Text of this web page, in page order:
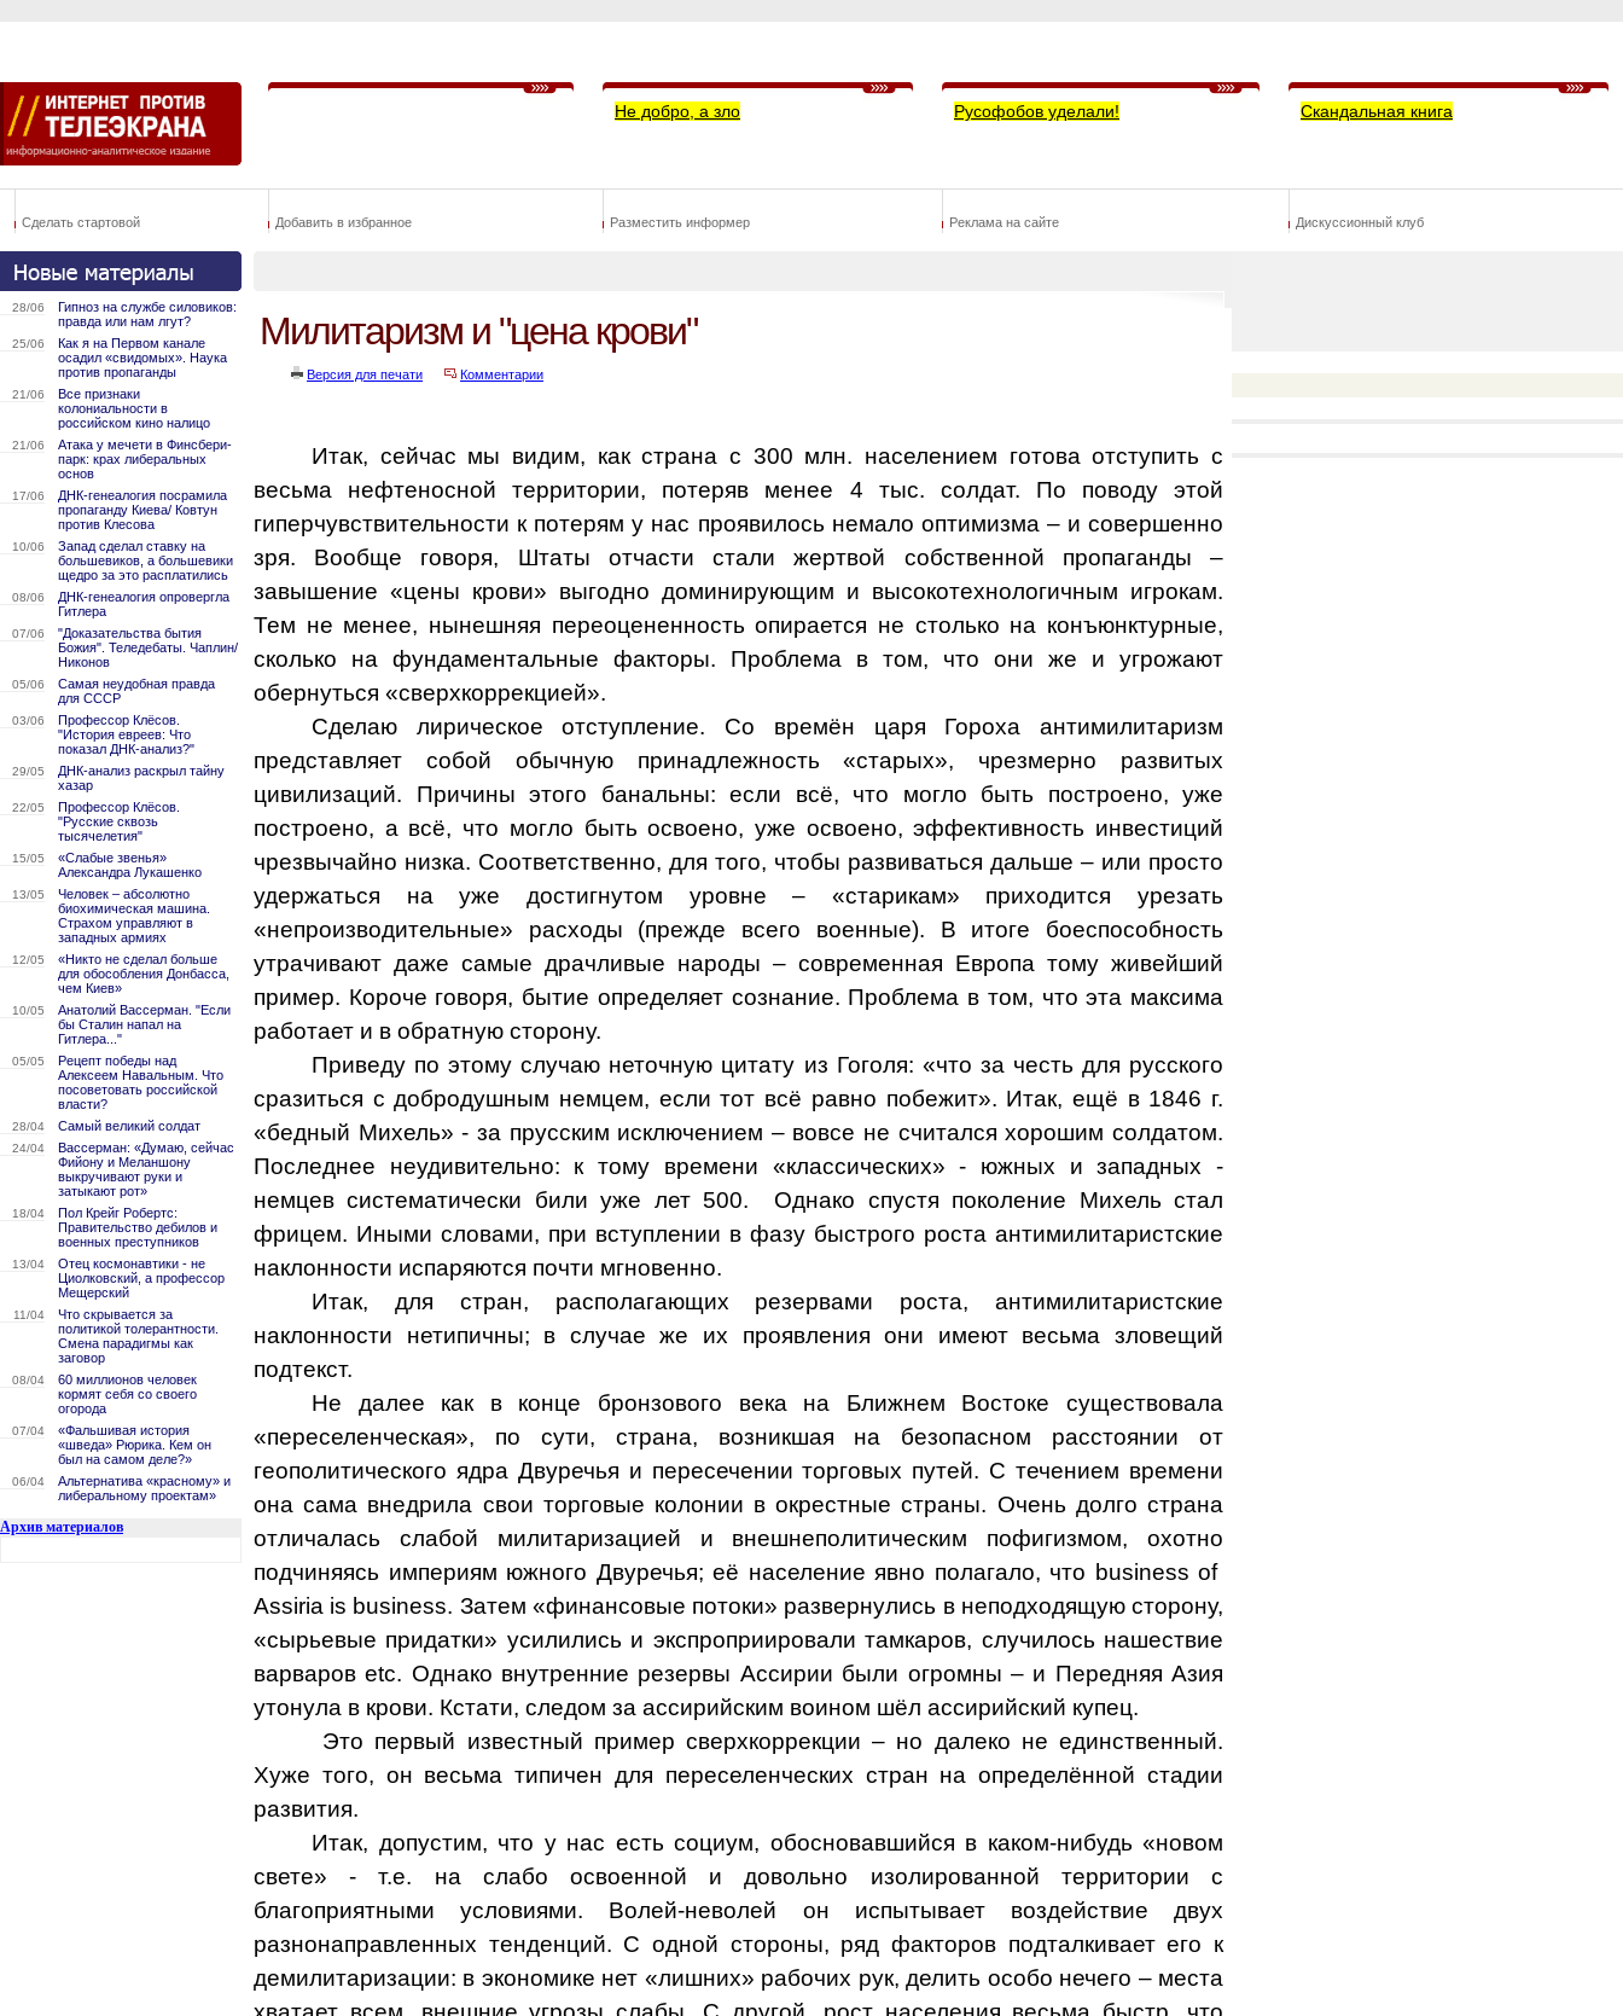
Не добро, а зло Русофобов уделали! Скандальная книга
Сделать стартовой Добавить в избранное Разместить информер Реклама на сайте Дискуссионный клуб
28/06
Гипноз на службе силовиков:
правда или нам лгут?
25/06
Как я на Первом канале
осадил «свидомых». Наука
против пропаганды
21/06
Все признаки
колониальности в
российском кино налицо
21/06
Атака у мечети в Финсбери-
парк: крах либеральных
основ
17/06
ДНК-генеалогия посрамила
пропаганду Киева/ Ковтун
против Клесова
10/06
Запад сделал ставку на
большевиков, а большевики
щедро за это расплатились
08/06
ДНК-генеалогия опровергла
Гитлера
07/06
"Доказательства бытия
Божия". Теледебаты. Чаплин/
Никонов
05/06
Самая неудобная правда
для СССР
03/06
Профессор Клёсов.
"История евреев: Что
показал ДНК-анализ?"
29/05
ДНК-анализ раскрыл тайну
хазар
22/05
Профессор Клёсов.
"Русские сквозь
тысячелетия"
15/05
«Слабые звенья»
Александра Лукашенко
13/05
Человек – абсолютно
биохимическая машина.
Страхом управляют в
западных армиях
12/05
«Никто не сделал больше
для обособления Донбасса,
чем Киев»
10/05
Анатолий Вассерман. "Если
бы Сталин напал на
Гитлера..."
05/05
Рецепт победы над
Алексеем Навальным. Что
посоветовать российской
власти?
28/04 Самый великий солдат
24/04
Вассерман: «Думаю, сейчас
Фийону и Меланшону
выкручивают руки и
затыкают рот»
18/04
Пол Крейг Робертс:
Правительство дебилов и
военных преступников
13/04
Отец космонавтики - не
Циолковский, а профессор
Мещерский
11/04
Что скрывается за
политикой толерантности.
Смена парадигмы как
заговор
08/04
60 миллионов человек
кормят себя со своего
огорода
07/04
«Фальшивая история
«шведа» Рюрика. Кем он
был на самом деле?»
06/04
Альтернатива «красному» и
либеральному проектам»
Архив материалов
Милитаризм и "цена крови"
Версия для печати Комментарии
Итак, сейчас мы видим, как страна с 300 млн. населением готова отступить с
весьма нефтеносной территории, потеряв менее 4 тыс. солдат. По поводу этой
гиперчувствительности к потерям у нас проявилось немало оптимизма – и совершенно
зря. Вообще говоря, Штаты отчасти стали жертвой собственной пропаганды –
завышение «цены крови» выгодно доминирующим и высокотехнологичным игрокам.
Тем не менее, нынешняя переоцененность опирается не столько на конъюнктурные,
сколько на фундаментальные факторы. Проблема в том, что они же и угрожают
обернуться «сверхкоррекцией».
Сделаю лирическое отступление. Со времён царя Гороха антимилитаризм
представляет собой обычную принадлежность «старых», чрезмерно развитых
цивилизаций. Причины этого банальны: если всё, что могло быть построено, уже
построено, а всё, что могло быть освоено, уже освоено, эффективность инвестиций
чрезвычайно низка. Соответственно, для того, чтобы развиваться дальше – или просто
удержаться на уже достигнутом уровне – «старикам» приходится урезать
«непроизводительные» расходы (прежде всего военные). В итоге боеспособность
утрачивают даже самые драчливые народы – современная Европа тому живейший
пример. Короче говоря, бытие определяет сознание. Проблема в том, что эта максима
работает и в обратную сторону.
Приведу по этому случаю неточную цитату из Гоголя: «что за честь для русского
сразиться с добродушным немцем, если тот всё равно побежит». Итак, ещё в 1846 г.
«бедный Михель» - за прусским исключением – вовсе не считался хорошим солдатом.
Последнее неудивительно: к тому времени «классических» - южных и западных -
немцев систематически били уже лет 500.
Однако спустя поколение Михель стал
фрицем. Иными словами, при вступлении в фазу быстрого роста антимилитаристские
наклонности испаряются почти мгновенно.
Итак, для стран, располагающих резервами роста, антимилитаристские
наклонности нетипичны; в случае же их проявления они имеют весьма зловещий
подтекст.
Не далее как в конце бронзового века на Ближнем Востоке существовала
«переселенческая», по сути, страна, возникшая на безопасном расстоянии от
геополитического ядра Двуречья и пересечении торговых путей. С течением времени
она сама внедрила свои торговые колонии в окрестные страны. Очень долго страна
отличалась слабой милитаризацией и внешнеполитическим пофигизмом, охотно
подчиняясь империям южного Двуречья; её население явно полагало, что business of
Assiria is business. Затем «финансовые потоки» развернулись в неподходящую сторону,
«сырьевые придатки» усилились и экспроприировали тамкаров, случилось нашествие
варваровetc. Однако внутренние резервы Ассирии были огромны – и Передняя Азия
утонула в крови. Кстати, следом за ассирийским воином шёл ассирийский купец.
Это первый известный пример сверхкоррекции – но далеко не единственный.
Хуже того, он весьма типичен для переселенческих стран на определённой стадии
развития.
Итак, допустим, что у нас есть социум, обосновавшийся в каком-нибудь «новом
свете» - т.е. на слабо освоенной и довольно изолированной территории с
благоприятными условиями. Волей-неволей он испытывает воздействие двух
разнонаправленных тенденций. С одной стороны, ряд факторов подталкивает его к
демилитаризации: в экономике нет «лишних» рабочих рук, делить особо нечего – места